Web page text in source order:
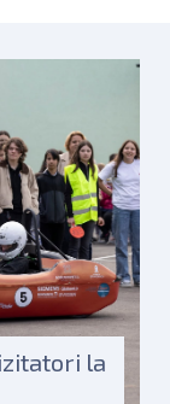
la